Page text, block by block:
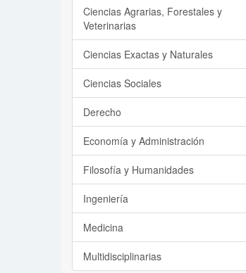
Ciencias Agrarias, Forestales y
Veterinarias
Ciencias Exactas y Naturales
Ciencias Sociales
Derecho
Economía y Administración
Filosofía y Humanidades
Ingeniería
Medicina
Multidisciplinarias